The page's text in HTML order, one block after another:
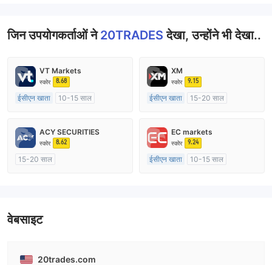
जिन उपयोगकर्ताओं ने20TRADESदेखा, उन्होंने भी देखा..
VT Markets
स्कोर 8.68
ईसीएन खाता
10-15 साल
मार्केट मेकिंग (एमएम)
मुख्य-लेबल MT4
XM
स्कोर 9.15
ईसीएन खाता
15-20 साल
मार्केट मेकिंग (एमएम)
मुख्य-लेबल MT4
ACY SECURITIES
स्कोर 8.62
15-20 साल
EC markets
स्कोर 9.24
ईसीएन खाता
10-15 साल
वेबसाइट
20trades.com